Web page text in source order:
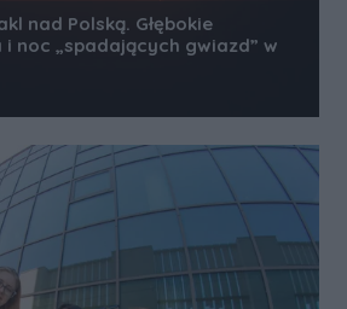
nad Polską. Głębokie
i noc „spadających gwiazd” w